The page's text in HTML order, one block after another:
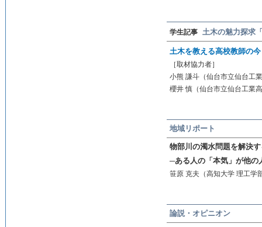
学生記事 土木の魅力探求
土木を教える高校教師の今
［取材協力者］
小熊 謙斗（仙台市立仙台工
櫻井 慎（仙台市立仙台工業
地域リポート
物部川の濁水問題を解決
─ある人の「本気」が他の
笹原 克夫（高知大学 理工学
論説・オピニオン